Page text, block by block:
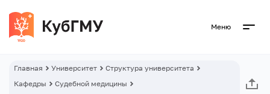
Меню
Главная Университет
Структура университета
Кафедры
Судебной медицины